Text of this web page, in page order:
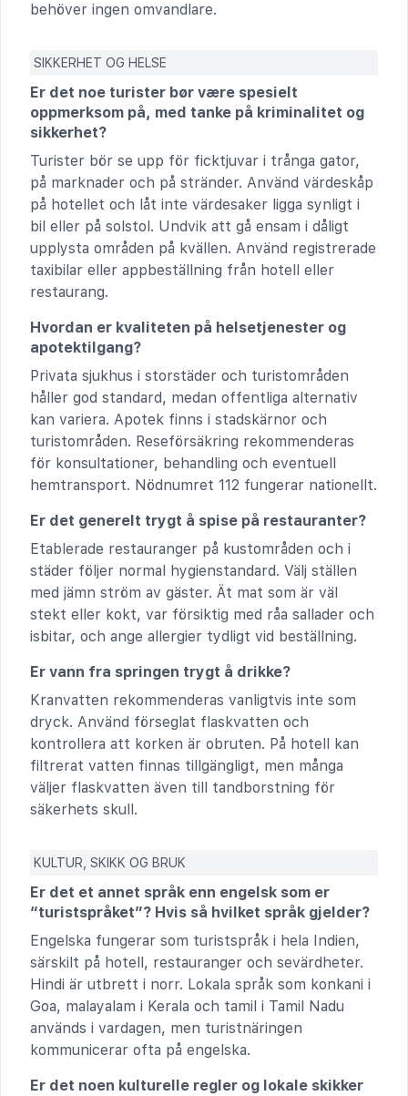
behöver ingen omvandlare.
SIKKERHET OG HELSE
Er det noe turister bør være spesielt
oppmerksom på, med tanke på kriminalitet og
sikkerhet?
Turister bör se upp för ficktjuvar i trånga gator,
på marknader och på stränder. Använd värdeskåp
på hotellet och låt inte värdesaker ligga synligt i
bil eller på solstol. Undvik att gå ensam i dåligt
upplysta områden på kvällen. Använd registrerade
taxibilar eller appbeställning från hotell eller
restaurang.
Hvordan er kvaliteten på helsetjenester og
apotektilgang?
Privata sjukhus i storstäder och turistområden
håller god standard, medan offentliga alternativ
kan variera. Apotek finns i stadskärnor och
turistområden. Rese­försäkring rekommenderas
för konsultationer, behandling och eventuell
hemtransport. Nödnumret 112 fungerar nationellt.
Er det generelt trygt å spise på restauranter?
Etablerade restauranger på kustområden och i
städer följer normal hygienstandard. Välj ställen
med jämn ström av gäster. Ät mat som är väl
stekt eller kokt, var försiktig med råa sallader och
isbitar, och ange allergier tydligt vid beställning.
Er vann fra springen trygt å drikke?
Kranvatten rekommenderas vanligtvis inte som
dryck. Använd förseglat flaskvatten och
kontrollera att korken är obruten. På hotell kan
filtrerat vatten finnas tillgängligt, men många
väljer flaskvatten även till tandborstning för
säkerhets skull.
KULTUR, SKIKK OG BRUK
Er det et annet språk enn engelsk som er
“turistspråket”? Hvis så hvilket språk gjelder?
Engelska fungerar som turistspråk i hela Indien,
särskilt på hotell, restauranger och sevärdheter.
Hindi är utbrett i norr. Lokala språk som konkani i
Goa, malayalam i Kerala och tamil i Tamil Nadu
används i vardagen, men turistnäringen
kommunicerar ofta på engelska.
Er det noen kulturelle regler og lokale skikker